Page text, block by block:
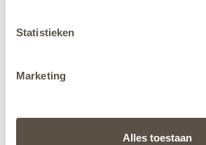
Statistieken
Marketing
Alles toestaan